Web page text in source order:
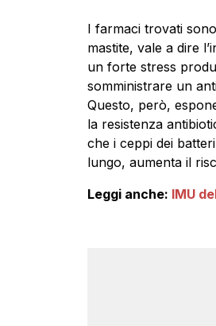
I farmaci trovati
mastite, vale a dire
un forte stress
somministrare un
Questo, però,
la resistenza
che i ceppi dei
lungo, aumenta il
Leggi anche: IMU